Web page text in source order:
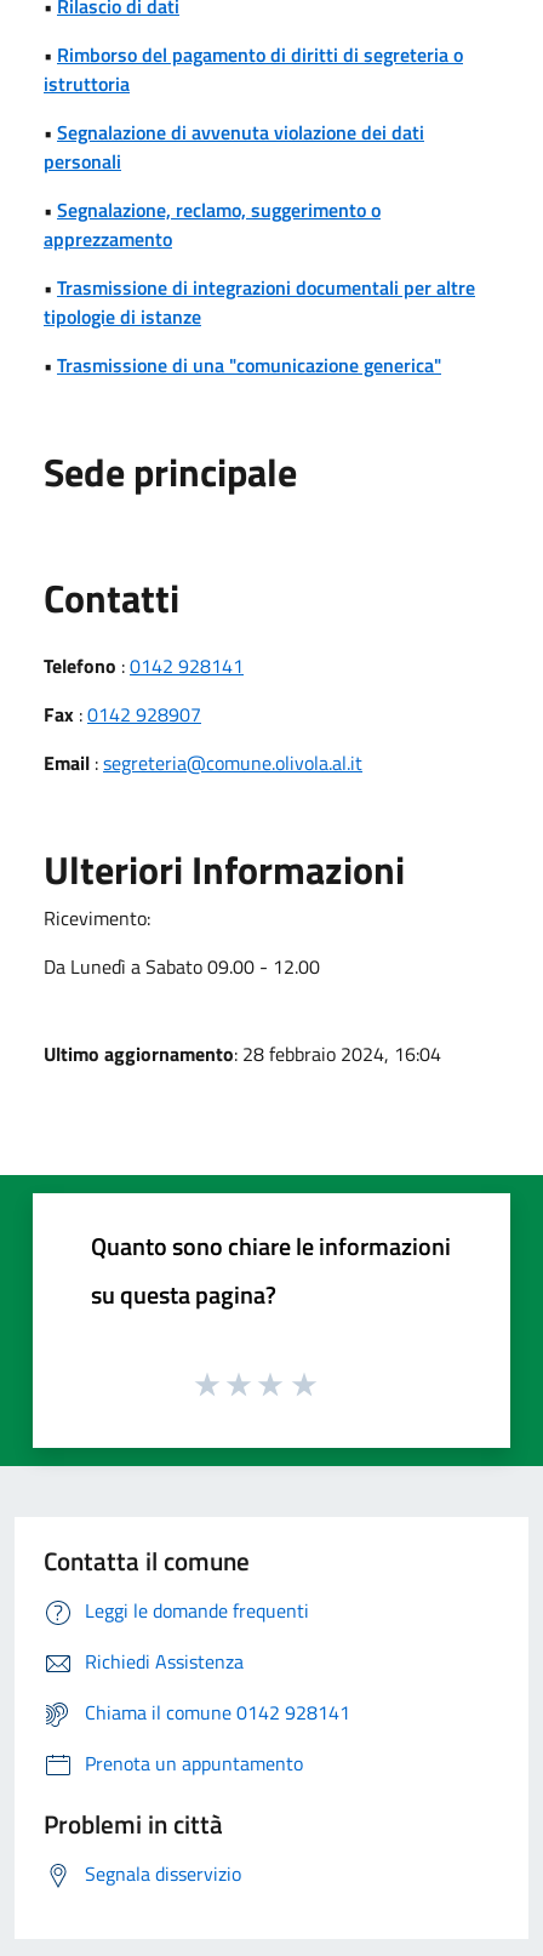
• Rimborso del pagamento di diritti di segreteria o
istruttoria
• Segnalazione di avvenuta violazione dei dati
personali
• Segnalazione, reclamo, suggerimento o
apprezzamento
• Trasmissione di integrazioni documentali per altre
tipologie di istanze
• Trasmissione di una "comunicazione generica"
Sede principale
Contatti
Telefono :0142 928141
Fax :0142 928907
Email :segreteria@comune.olivola.al.it
Ulteriori Informazioni
Ricevimento:
Da Lunedì a Sabato 09.00 - 12.00
Ultimo aggiornamento: 28 febbraio 2024, 16:04
Quanto sono chiare le informazioni
su questa pagina?
Contatta il comune
Leggi le domande frequenti
Richiedi Assistenza
Chiama il comune 0142 928141
Prenota un appuntamento
Problemi in città
Segnala disservizio